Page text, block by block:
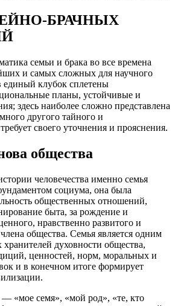
БРАЧНЫХ
семьи и брака во все времена
и самых сложных для научного
единый клубок сплетены
планы, устойчивые и
здесь наиболее сложно представлена
другого тайного и
своего уточнения и прояснения.
общества
человечества именно семья
социума, она была
общественных отношений,
быта, за рождение и
нравственно развитого и
общества. Семья является одним
духовности общества,
ценностей, норм, моральных и
и в конечном итоге формирует
«мое семя», «мой род», «те, кто